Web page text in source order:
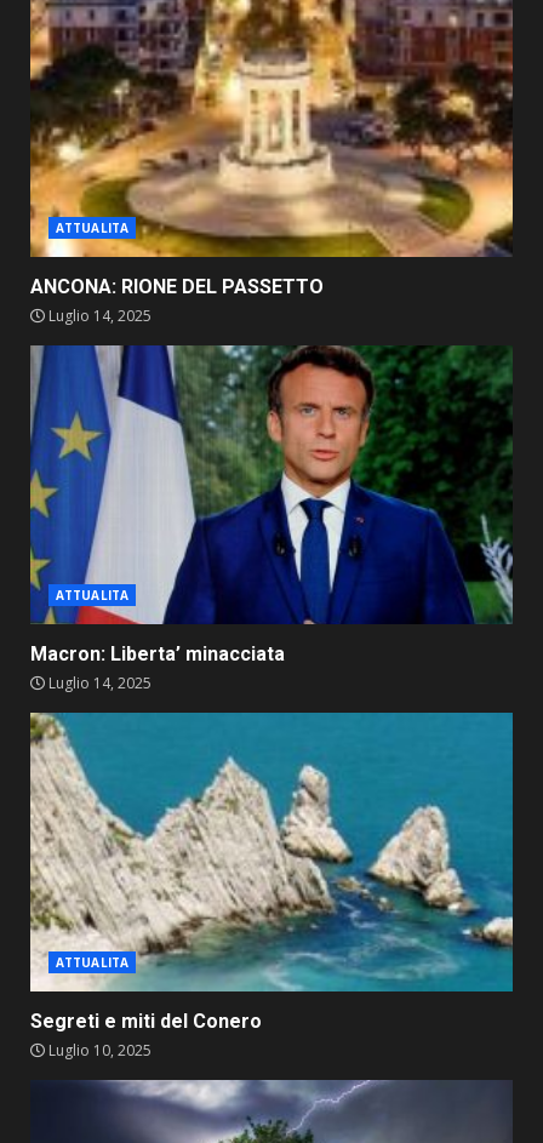
ATTUALITA
ANCONA: RIONE DEL PASSETTO
Luglio 14, 2025
ATTUALITA
Macron: Liberta’ minacciata
Luglio 14, 2025
ATTUALITA
Segreti e miti del Conero
Luglio 10, 2025